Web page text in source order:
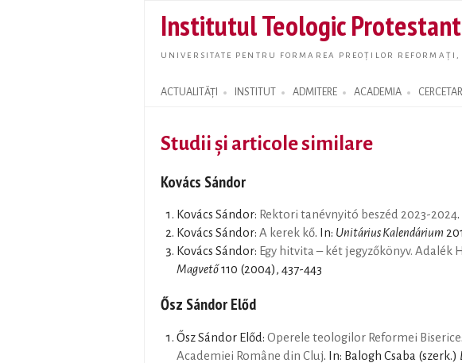
Institutul Teologic
UNIVERSITATE PENTRU FORMAREA PREOȚILOR
ACTUALITĂȚI INSTITUT ADMITERE ACADEMIA
Search form
Studii și articole similare
Kovács Sándor
Kovács Sándor: Rektori tanévnyitó beszéd 2023-2024.
Kovács Sándor: A kerek kő. In: Unitárius Kalendárium
Kovács Sándor: Egy hitvita – két jegyzőkönyv. Adalék
Magvető110 (2004), 437-443
Ősz Sándor Előd
Ősz Sándor Előd: Operele teologilor Reformei
Academiei Române din Cluj. In: Balogh Csaba (szerk.)